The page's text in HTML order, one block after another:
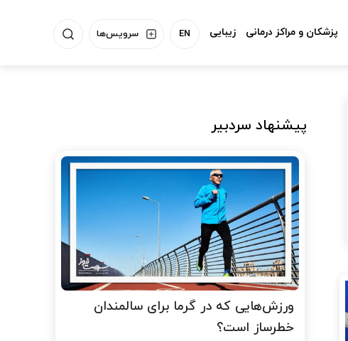
سرویس‌ها EN پزشکان و مراکز درمانی زیبایی
پیشنهاد سردبیر
ورزش‌هایی که در گرما برای سالمندان
خطرساز است؟